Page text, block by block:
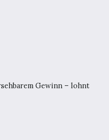
Gewinn – lohnt